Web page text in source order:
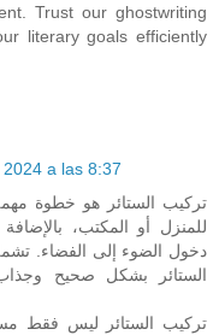
Trust our ghostwriting
literary goals efficiently
2024 a las 8:37
تركيب الستائر هو خطوة
للمنزل أو المكتب،
دخول الضوء إلى الفضاء.
الستائر بشكل صحيح
تركيب الستائر ليس فقط